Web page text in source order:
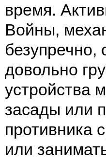
время.
Войны,
безупречно,
довольно
устройства
засады или
противника
или